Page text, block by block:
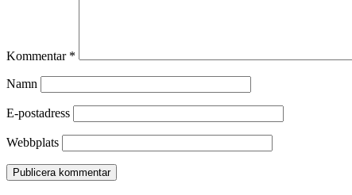
Kommentar *
Namn
E-postadress
Webbplats